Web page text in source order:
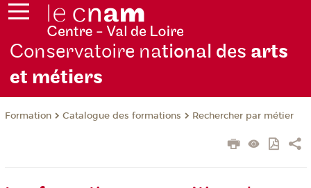
Conservatoire national des arts
et métiers
Formation Catalogue des formations Rechercher par métier